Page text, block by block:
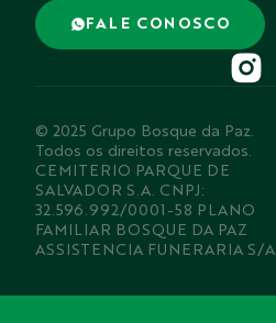
FALE CONOSCO
© 2025 Grupo Bosque da Paz.
Todos os direitos reservados.
CEMITERIO PARQUE DE
SALVADOR S.A. CNPJ:
32.596.992/0001-58 PLANO
FAMILIAR BOSQUE DA PAZ
ASSISTENCIA FUNERARIA S/A